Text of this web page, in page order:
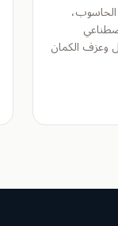
وعزف الكمان